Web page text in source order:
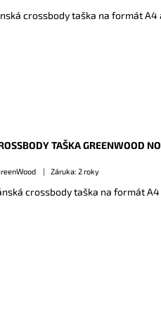
crossbody taška na formát
TAŠKA GREENWOOD
Záruka: 2 roky
crossbody taška na formát